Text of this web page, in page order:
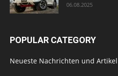
06.08.2025
POPULAR CATEGORY
Neueste Nachrichten und Artikel